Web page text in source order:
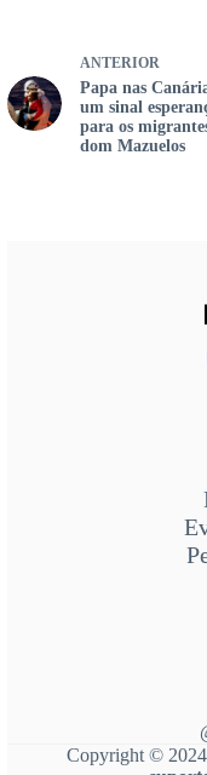
ANTERIOR
Papa nas
um sinal
para os
dom Mazuelos
Copyright ©